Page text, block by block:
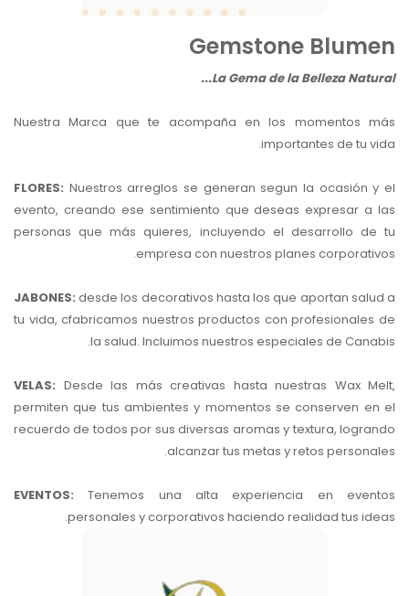
Gemstone Blumen
La Gema de la Belleza Natural...
Nuestra Marca que te acompaña en los momentos más
importantes de tu vida.
FLORES:Nuestros arreglos se generan segun la ocasión y el
evento, creando ese sentimiento que deseas expresar a las
personas que más quieres, incluyendo el desarrollo de tu
empresa con nuestros planes corporativos.
JABONES:desde los decorativos hasta los que aportan salud a
tu vida, cfabricamos nuestros productos con profesionales de
la salud. Incluimos nuestros especiales de Canabis.
VELAS:Desde las más creativas hasta nuestras Wax Melt,
permiten que tus ambientes y momentos se conserven en el
recuerdo de todos por sus diversas aromas y textura, logrando
alcanzar tus metas y retos personales.
EVENTOS: Tenemos una alta experiencia en eventos
personales y corporativos haciendo realidad tus ideas.